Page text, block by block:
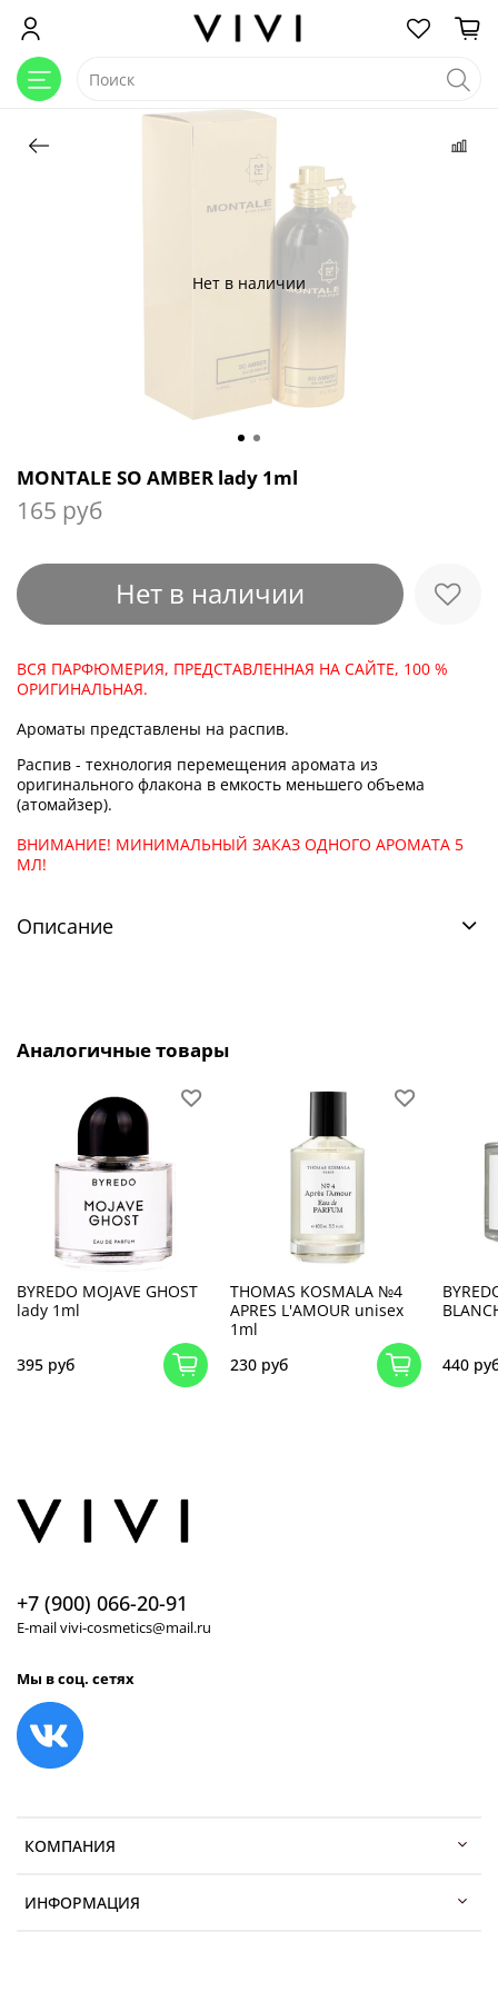
Нет в наличии
MONTALE SO AMBER lady 1ml
165 руб
Нет в наличии
ВСЯ ПАРФЮМЕРИЯ, ПРЕДСТАВЛЕННАЯ НА САЙТЕ, 100 %
ОРИГИНАЛЬНАЯ.
Ароматы представлены на распив.
Распив - технология перемещения аромата из
оригинального флакона в емкость меньшего объема
(атомайзер).
ВНИМАНИЕ! МИНИМАЛЬНЫЙ ЗАКАЗ ОДНОГО АРОМАТА 5
МЛ!
Описание
Аналогичные товары
BYREDO MOJAVE GHOST
lady 1ml
395 руб
THOMAS KOSMALA №4
APRES L'AMOUR unisex
1ml
230 руб
440
КОМПАНИЯ
ИНФОРМАЦИЯ
+7 (900) 066-20-91
E-mail vivi-cosmetics@mail.ru
Мы в соц. сетях